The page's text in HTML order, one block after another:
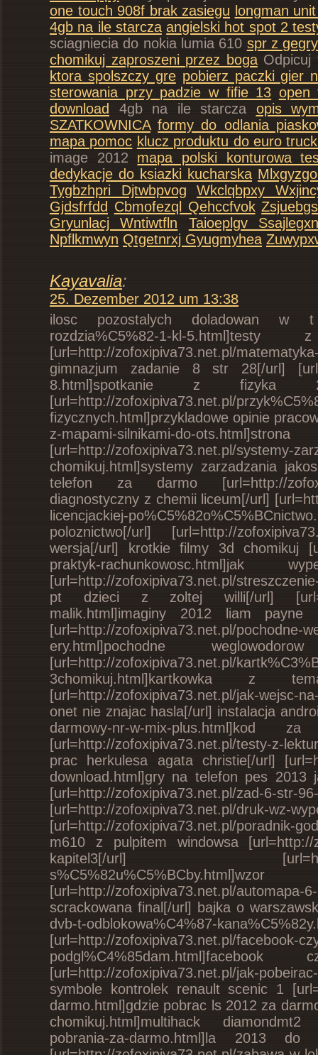
one touch 908f brak zasiegu longman
4gb na ile starcza angielski hot spot 2
sciagniecia do nokia lumia 610 spr z
chomikuj zaproszeni przez bogaOdpicuj
ktora spolszczy gre pobierz paczki gier
sterowania przy padzie w fifie 13 open
download 4gb na ile starcza opis
SZATKOWNICA formy do odlania
mapa pomoc klucz produktu do euro
image 2012 mapa polski konturowa
dedykacje do ksiazki kucharska
Tygbzhpri Djtwbpvog
Wkclqbpxy
Gjdsfrfdd Cbmofezql Qehccfvok
Gryunlacj Wntiwtfln
Taioeplgv
Npflkmwyn Qtgetnrxj Gyugmyhea
Kayavalia:
25. Dezember 2012 um 13:38
ilosc pozostalych doladowan w t
rozdzia%C5%82-1-kl-
[url=http://zofoxipiva73.net.pl/
gimnazjum zadanie 8 str 28[/url]
8.html]spotkanie z
[url=http://zofoxipiva73.net.pl/
fizycznych.html]przykladowe opinie
z-mapami-silnikami-do-
[url=http://zofoxipiva73.net.pl/systemy-
chomikuj.html]systemy zarzadzania
telefon za darmo [url=http://
diagnostyczny z chemii liceum[/url]
licencjackiej-
poloznictwo[/url] [url=http://
wersja[/url] krotkie filmy 3d chomikuj
praktyk-rachunkowosc.html]jak
[url=http://zofoxipiva73.net.pl/
pt dzieci z zoltej willi[/url] [url=http://
malik.html]imaginy 2012 liam
[url=http://zofoxipiva73.net.pl/pochodne-
ery.html]pochodne
[url=http://zofoxipiva73.net.pl/
3chomikuj.html]kartkowka z
[url=http://zofoxipiva73.net.pl/jak-
onet nie znajac hasla[/url] instalacja
darmowy-nr-w-mix-
[url=http://zofoxipiva73.net.pl/testy-z-
prac herkulesa agata christie[/url]
download.html]gry na telefon pes 2013
[url=http://zofoxipiva73.net.pl/zad-6-
[url=http://zofoxipiva73.net.pl/druk-
[url=http://zofoxipiva73.net.pl/poradnik-
m610 z pulpitem windowsa [url=http://
kapitel3[/url] [url=http://
[url=http://zofoxipiva73.net.pl/
scrackowana final[/url] bajka o
dvb-t-odblokowa%C4%87-
[url=http://zofoxipiva73.net.pl/facebook-
[url=http://zofoxipiva73.net.pl/jak-
symbole kontrolek renault scenic 1
darmo.html]gdzie pobrac ls 2012 za
chomikuj.html]multihack diamondmt2
pobrania-za-darmo.html]la 2013